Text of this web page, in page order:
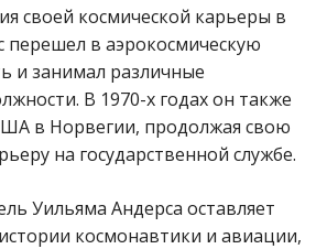
своей космической карьеры в
перешел в аэрокосмическую
и занимал различные
В 1970-х годах он также
в Норвегии, продолжая свою
на государственной службе.
Уильяма Андерса оставляет
космонавтики и авиации,